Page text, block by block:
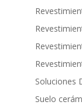
Soluciones
Suelo